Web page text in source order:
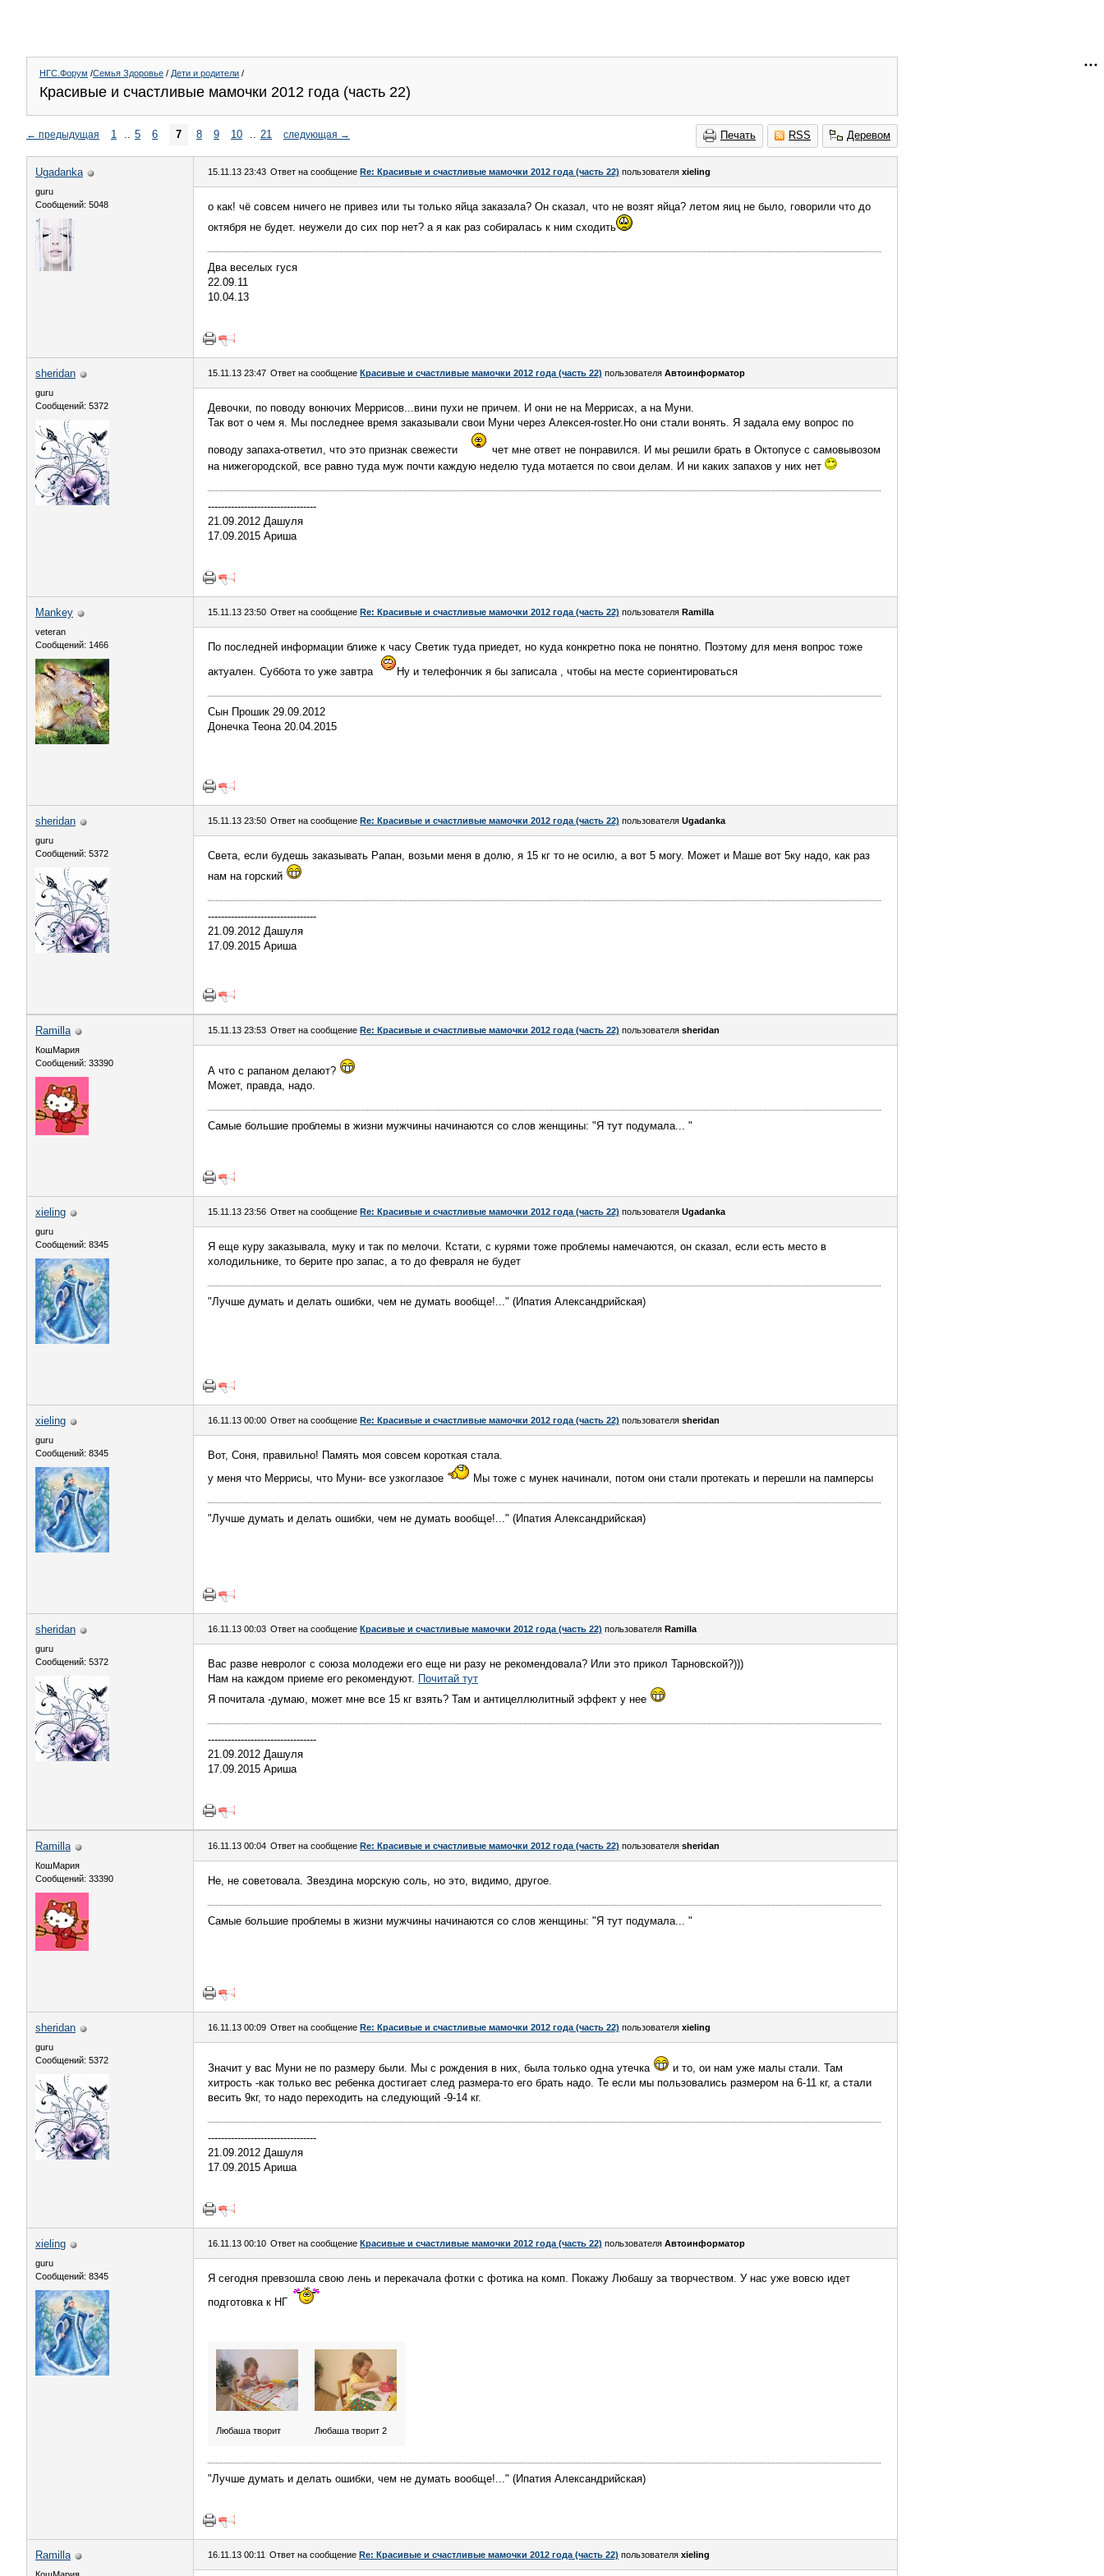
НГС.Форум /Семья Здоровье / Дети и родители /
Красивые и счастливые мамочки 2012 года (часть 22)
Печать RSS Деревом
← предыдущая 1 .. 5 6 7 8 9 10 .. 21 следующая →
Ugadanka
guru
Сообщений: 5048
15.11.13 23:43 Ответ на сообщение Re: Красивые и счастливые мамочки 2012 года (часть 22) пользователя xieling
о как! чё совсем ничего не привез или ты только яйца заказала? Он сказал, что не возят яйца? летом яиц не было, говорили что до
октября не будет. неужели до сих пор нет? а я как раз собиралась к ним сходить
Два веселых гуся
22.09.11
10.04.13
sheridan
guru
Сообщений: 5372
15.11.13 23:47 Ответ на сообщение Красивые и счастливые мамочки 2012 года (часть 22) пользователя Автоинформатор
Девочки, по поводу вонючих Меррисов...вини пухи не причем. И они не на Меррисах, а на Муни.
Так вот о чем я. Мы последнее время заказывали свои Муни через Алексея-roster.Но они стали вонять. Я задала ему вопрос по
поводу запаха-ответил, что это признак свежести
чет мне ответ не понравился. И мы решили брать в Октопусе с самовывозом
на нижегородской, все равно туда муж почти каждую неделю туда мотается по свои делам. И ни каких запахов у них нет
---------------------------------
21.09.2012 Дашуля
17.09.2015 Ариша
Mankey
veteran
Сообщений: 1466
15.11.13 23:50 Ответ на сообщение Re: Красивые и счастливые мамочки 2012 года (часть 22) пользователя Ramilla
По последней информации ближе к часу Светик туда приедет, но куда конкретно пока не понятно. Поэтому для меня вопрос тоже
актуален. Суббота то уже завтра
Ну и телефончик я бы записала , чтобы на месте сориентироваться
Сын Прошик 29.09.2012
Донечка Теона 20.04.2015
sheridan
guru
Сообщений: 5372
15.11.13 23:50 Ответ на сообщение Re: Красивые и счастливые мамочки 2012 года (часть 22) пользователя Ugadanka
Света, если будешь заказывать Рапан, возьми меня в долю, я 15 кг то не осилю, а вот 5 могу. Может и Маше вот 5ку надо, как раз
нам на горский
---------------------------------
21.09.2012 Дашуля
17.09.2015 Ариша
Ramilla
КошМария
Сообщений: 33390
15.11.13 23:53 Ответ на сообщение Re: Красивые и счастливые мамочки 2012 года (часть 22) пользователя sheridan
А что с рапаном делают?
Может, правда, надо.
Самые большие проблемы в жизни мужчины начинаются со слов женщины: "Я тут подумала... "
xieling
guru
Сообщений: 8345
15.11.13 23:56 Ответ на сообщение Re: Красивые и счастливые мамочки 2012 года (часть 22) пользователя Ugadanka
Я еще куру заказывала, муку и так по мелочи. Кстати, с курями тоже проблемы намечаются, он сказал, если есть место в
холодильнике, то берите про запас, а то до февраля не будет
"Лучше думать и делать ошибки, чем не думать вообще!..." (Ипатия Александрийская)
xieling
guru
Сообщений: 8345
16.11.13 00:00 Ответ на сообщение Re: Красивые и счастливые мамочки 2012 года (часть 22) пользователя sheridan
Вот, Соня, правильно! Память моя совсем короткая стала.
у меня что Меррисы, что Муни- все узкоглазое
Мы тоже с мунек начинали, потом они стали протекать и перешли на памперсы
"Лучше думать и делать ошибки, чем не думать вообще!..." (Ипатия Александрийская)
sheridan
guru
Сообщений: 5372
16.11.13 00:03 Ответ на сообщение Красивые и счастливые мамочки 2012 года (часть 22) пользователя Ramilla
Вас разве невролог с союза молодежи его еще ни разу не рекомендовала? Или это прикол Тарновской?)))
Нам на каждом приеме его рекомендуют. Почитай тут
Я почитала -думаю, может мне все 15 кг взять? Там и антицеллюлитный эффект у нее
---------------------------------
21.09.2012 Дашуля
17.09.2015 Ариша
Ramilla
КошМария
Сообщений: 33390
16.11.13 00:04 Ответ на сообщение Re: Красивые и счастливые мамочки 2012 года (часть 22) пользователя sheridan
Не, не советовала. Звездина морскую соль, но это, видимо, другое.
Самые большие проблемы в жизни мужчины начинаются со слов женщины: "Я тут подумала... "
sheridan
guru
Сообщений: 5372
16.11.13 00:09 Ответ на сообщение Re: Красивые и счастливые мамочки 2012 года (часть 22) пользователя xieling
Значит у вас Муни не по размеру были. Мы с рождения в них, была только одна утечка
и то, ои нам уже малы стали. Там
хитрость -как только вес ребенка достигает след размера-то его брать надо. Те если мы пользовались размером на 6-11 кг, а стали
весить 9кг, то надо переходить на следующий -9-14 кг.
---------------------------------
21.09.2012 Дашуля
17.09.2015 Ариша
xieling
guru
Сообщений: 8345
16.11.13 00:10 Ответ на сообщение Красивые и счастливые мамочки 2012 года (часть 22) пользователя Автоинформатор
Я сегодня превзошла свою лень и перекачала фотки с фотика на комп. Покажу Любашу за творчеством. У нас уже вовсю идет
подготовка к НГ
Любаша творит Любаша творит 2
"Лучше думать и делать ошибки, чем не думать вообще!..." (Ипатия Александрийская)
Ramilla 16.11.13 00:11 Ответ на сообщение Re: Красивые и счастливые мамочки 2012 года (часть 22) пользователя xieling